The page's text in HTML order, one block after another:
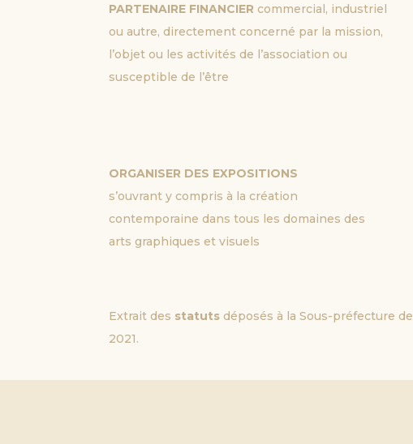
PARTENAIRE FINANCIER commercial, industriel
ou autre, directement concerné par la mission,
l’objet ou les activités de l’association ou
susceptible de l’être
ORGANISER DES EXPOSITIONS
s’ouvrant y compris à la création
contemporaine dans tous les domaines des
arts graphiques et visuels
Extrait des statuts déposés à la Sous-préfecture de
2021.